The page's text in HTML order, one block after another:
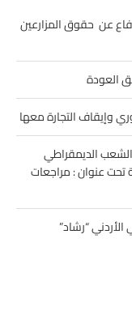
عن حقوق المزارعين
العودة
وإيقاف التجارة معها
لحزب الشعب الديمقراطي
تحت عنوان : مراجعات
“رشاد”